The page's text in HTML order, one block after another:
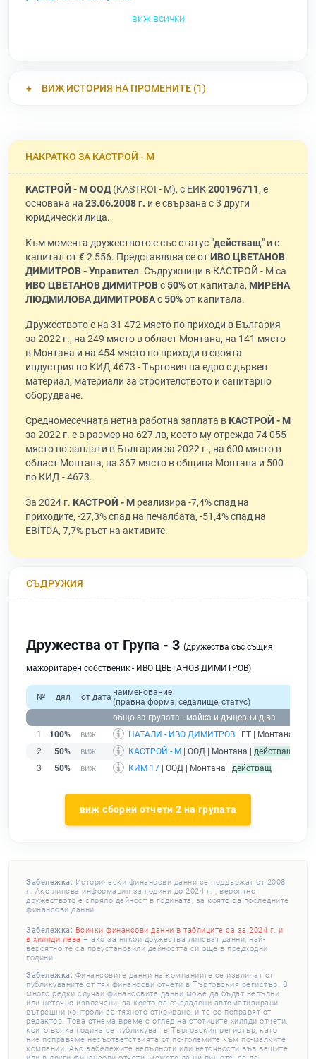
виж всички
ВИЖ ИСТОРИЯ НА ПРОМЕНИТЕ (1)
НАКРАТКО ЗА КАСТРОЙ - М
КАСТРОЙ - М ООД(KASTROI - M), с ЕИК200196711, е
основана на 23.06.2008 г. и е свързана с 3 други
юридически лица.
Към момента дружеството е със статус "действащ" и с
капитал от € 2 556. Представлява се отИВО ЦВЕТАНОВ
ДИМИТРОВ - Управител. Съдружници в КАСТРОЙ - М са
ИВО ЦВЕТАНОВ ДИМИТРОВс50%от капитала, МИРЕНА
ЛЮДМИЛОВА ДИМИТРОВАс50%от капитала.
Дружеството е на 31 472 място по приходи в България
за 2022 г., на 249 място в област Монтана, на 141 място
в Монтана и на 454 място по приходи в своята
индустрия по КИД 4673 - Търговия на едро с дървен
материал, материали за строителството и санитарно
оборудване.
Средномесечната нетна работна заплата в КАСТРОЙ - М
за 2022 г. е в размер на 627 лв, което му отрежда 74 055
място по заплати в България за 2022 г., на 600 място в
област Монтана, на 367 място в община Монтана и 500
по КИД - 4673.
За 2024 г. КАСТРОЙ - М реализира -7,4% спад на
приходите, -27,3% спад на печалбата, -51,4% спад на
EBITDA, 7,7% ръст на активите.
СЪДРУЖИЯ
Дружества от Група - 3 (дружества със същия
мажоритарен собственик - ИВО ЦВЕТАНОВ ДИМИТРОВ)
№ дял от дата наименование
(правна форма, седалище, статус)
общо за групата - майка и дъщерни д-ва
1
100% НАТАЛИ - ИВО ДИМИТРОВ | ЕТ | Монтана |
2
50% КАСТРОЙ - М | ООД | Монтана | действащ
3
50% КИМ 17 | ООД | Монтана | действащ
виж сборни отчети 2 на групата
Забележка: Исторически финансови данни се поддържат от 2008
г. Ако липсва информация за години до 2024 г. , вероятно
дружеството е спряло дейност в годината, за която са последните
финансови данни.
Забележка: Всички финансови данни в таблиците са за 2024 г. и
в хиляди лева – ако за някои дружества липсват данни, най-
вероятно те са преустановили дейността си още в предходни
години.
Забележка: Финансовите данни на компаниите се извличат от
публикуваните от тях финансови отчети в Търговския регистър. В
много редки случаи финансовите данни може да бъдат непълни
или неточно извлечени, за което са създадени автоматизирани
вътрешни контроли за тяхното откриване, и те се поправят от
редактор. Това отнема време с оглед на стотиците хиляди отчети,
които всяка година се публикуват в Търговския регистър, като
ние поправяме несъответствията от по-големите към по-малките
компании. Ако забележите непълноти или неточности във вашите